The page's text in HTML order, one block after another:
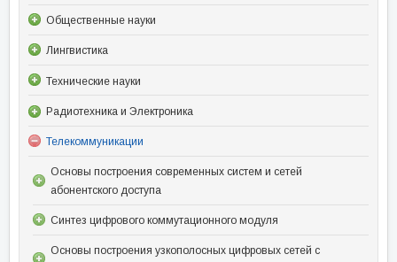
Общественные науки
Лингвистика
Технические науки
Радиотехника и Электроника
Телекоммуникации
Основы построения современных систем и сетей
абонентского доступа
Синтез цифрового коммутационного модуля
Основы построения узкополосных цифровых сетей с